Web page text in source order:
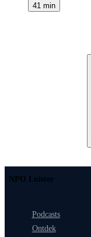
41 min
NPO Luister
Podcasts
Ontdek